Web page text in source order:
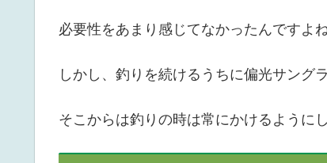
必要性をあまり感じてなかったんですよ
しかし、釣りを続けるうちに偏光サング
そこからは釣りの時は常にかけるように